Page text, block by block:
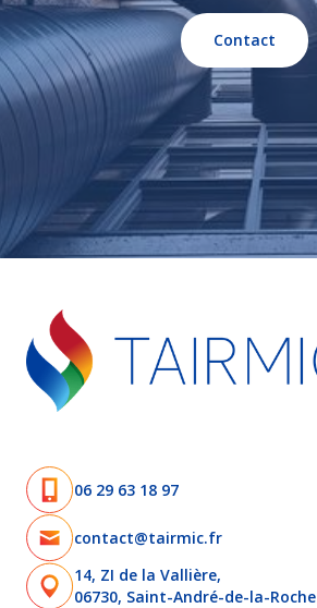
Contact
06 29 63 18 97
contact@tairmic.fr
14, ZI de la Vallière,
06730, Saint-André-de-la-Roche